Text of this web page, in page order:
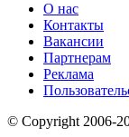
О нас
Контакты
Вакансии
Партнерам
Реклама
© Copyright 2006-